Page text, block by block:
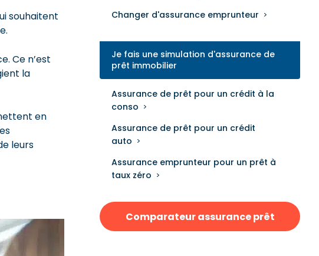
souhaitent
Ce n’est
la
en
leurs
Changer d'assurance emprunteur
Je fais une simulation d'assurance de
prêt immobilier
Assurance de prêt pour un crédit à la
conso
Assurance de prêt pour un crédit
auto
Assurance emprunteur pour un prêt à
taux zéro
Comparateur assurance prêt